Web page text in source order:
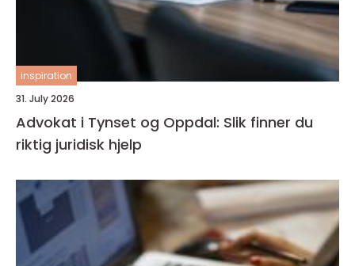
inspiration
31. July 2026
Advokat i Tynset og Oppdal: Slik finner du
riktig juridisk hjelp